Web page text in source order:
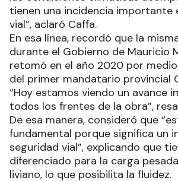
tienen una incidencia importante
vial”, aclaró Caffa.
En esa línea, recordó que la
durante el Gobierno de Mauricio
retomó en el año 2020 por
del primer mandatario provincial
“Hoy estamos viendo un avance
todos los frentes de la obra”,
De esa manera, consideró que
fundamental porque significa un
seguridad vial”, explicando que
diferenciado para la carga
liviano, lo que posibilita la fluidez.